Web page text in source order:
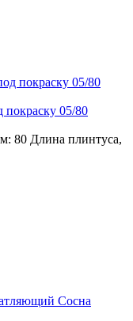
05/80
80 Длина плинтуса,